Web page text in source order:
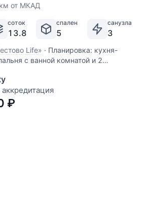
от МКАД
соток
13.8
спален
5
санузла
3
Life» · Планировка: кухня-
с ванной комнатой и 2
гостевой с/у с дешевой,
постирочная, Спа-зона с выходом
с/у, сауна, хаммам; гараж на 3 м/м. В
₽